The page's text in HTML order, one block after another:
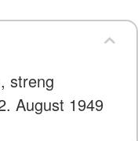
streng
August 1949